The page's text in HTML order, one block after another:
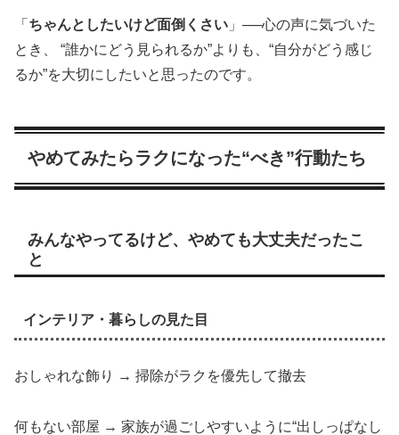
「 ちゃんとしたいけど面倒くさい 」──心の声に気づいた
とき、 “誰かにどう見られるか”よりも、“自分がどう感じ
るか”を大切にしたいと思ったのです。
やめてみたらラクになった“べき”行動たち
みんなやってるけど、やめても大丈夫だったこ
と
インテリア・暮らしの見た目
おしゃれな飾り → 掃除がラクを優先して撤去
何もない部屋 → 家族が過ごしやすいように“出しっぱなし